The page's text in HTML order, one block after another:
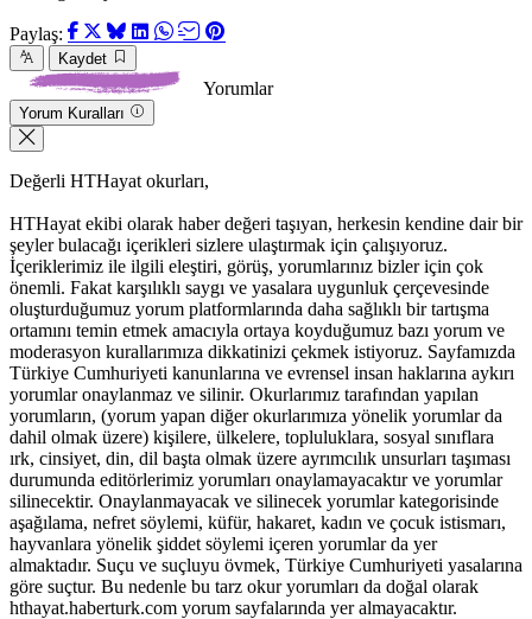
Paylaş:
Kaydet
Yorumlar
Yorum Kuralları
Değerli HTHayat okurları,
HTHayat ekibi olarak haber değeri taşıyan, herkesin kendine dair bir
şeyler bulacağı içerikleri sizlere ulaştırmak için çalışıyoruz.
İçeriklerimiz ile ilgili eleştiri, görüş, yorumlarınız bizler için çok
önemli. Fakat karşılıklı saygı ve yasalara uygunluk çerçevesinde
oluşturduğumuz yorum platformlarında daha sağlıklı bir tartışma
ortamını temin etmek amacıyla ortaya koyduğumuz bazı yorum ve
moderasyon kurallarımıza dikkatinizi çekmek istiyoruz. Sayfamızda
Türkiye Cumhuriyeti kanunlarına ve evrensel insan haklarına aykırı
yorumlar onaylanmaz ve silinir. Okurlarımız tarafından yapılan
yorumların, (yorum yapan diğer okurlarımıza yönelik yorumlar da
dahil olmak üzere) kişilere, ülkelere, topluluklara, sosyal sınıflara
ırk, cinsiyet, din, dil başta olmak üzere ayrımcılık unsurları taşıması
durumunda editörlerimiz yorumları onaylamayacaktır ve yorumlar
silinecektir. Onaylanmayacak ve silinecek yorumlar kategorisinde
aşağılama, nefret söylemi, küfür, hakaret, kadın ve çocuk istismarı,
hayvanlara yönelik şiddet söylemi içeren yorumlar da yer
almaktadır. Suçu ve suçluyu övmek, Türkiye Cumhuriyeti yasalarına
göre suçtur. Bu nedenle bu tarz okur yorumları da doğal olarak
hthayat.haberturk.com yorum sayfalarında yer almayacaktır.